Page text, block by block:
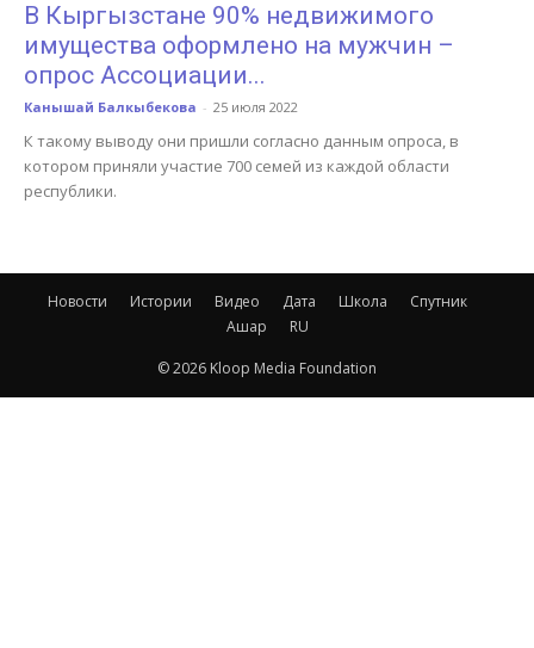
В Кыргызстане 90% недвижимого
имущества оформлено на мужчин –
опрос Ассоциации...
Канышай Балкыбекова - 25 июля 2022
К такому выводу они пришли согласно данным опроса, в
котором приняли участие 700 семей из каждой области
республики.
Новости Истории Видео Дата Школа
Спутник
Ашар
RU
© 2026 Kloop Media Foundation